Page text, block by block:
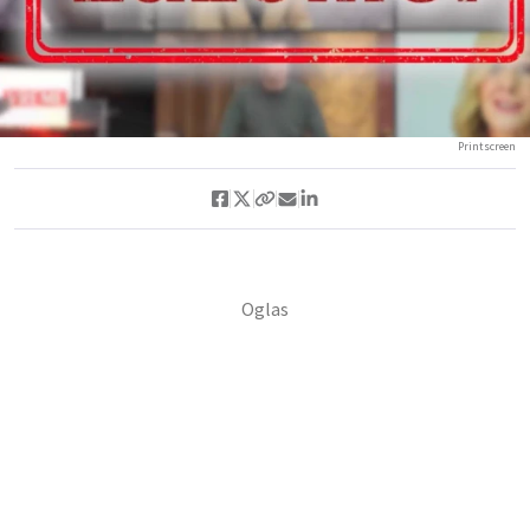
Printscreen